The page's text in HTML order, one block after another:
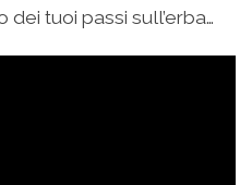
tuoi passi sull’erba…